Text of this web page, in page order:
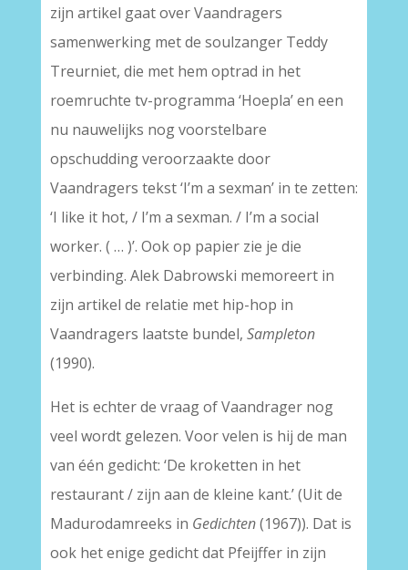
zijn artikel gaat over Vaandragers
samenwerking met de soulzanger Teddy
Treurniet, die met hem optrad in het
roemruchte tv-programma ‘Hoepla’ en een
nu nauwelijks nog voorstelbare
opschudding veroorzaakte door
Vaandragers tekst ‘I’m a sexman’ in te zetten:
‘I like it hot, / I’m a sexman. / I’m a social
worker. ( … )’. Ook op papier zie je die
verbinding. Alek Dabrowski memoreert in
zijn artikel de relatie met hip-hop in
Vaandragers laatste bundel, Sampleton
(1990).
Het is echter de vraag of Vaandrager nog
veel wordt gelezen. Voor velen is hij de man
van één gedicht: ‘De kroketten in het
restaurant / zijn aan de kleine kant.’ (Uit de
Madurodamreeks in Gedichten(1967)). Dat is
ook het enige gedicht dat Pfeijffer in zijn